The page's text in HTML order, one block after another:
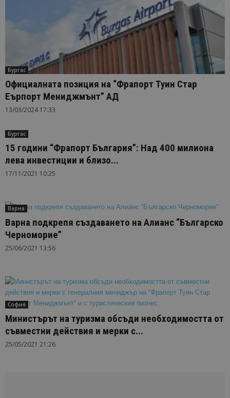
Бургас
Официалната позиция на “Фрапорт Туин Стар
Еърпорт Мениджмънт” АД
13/03/2024 17:33
Бургас
15 години “Фрапорт България”: Над 400 милиона
лева инвестиции и близо...
17/11/2021 10:25
Варна
Варна подкрепя създаването на Алианс “Българско
Черноморие”
25/06/2021 13:56
София
Министърът на туризма обсъди необходимостта от
съвместни действия и мерки с...
25/05/2021 21:26